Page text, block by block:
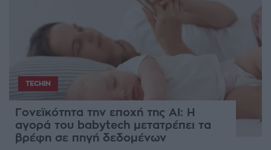
TECHIN
Γονεϊκότητα την εποχή της AI: Η
αγορά του babytech μετατρέπει τα
βρέφη σε πηγή δεδομένων